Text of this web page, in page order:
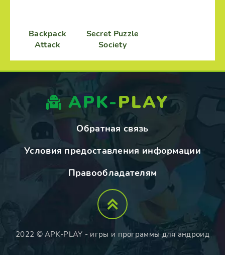
Backpack
Attack
Secret Puzzle
Society
APK-PLAY
Обратная связь
Условия предоставления информации
Правообладателям
2022 © APK-PLAY - игры и программы для андроид